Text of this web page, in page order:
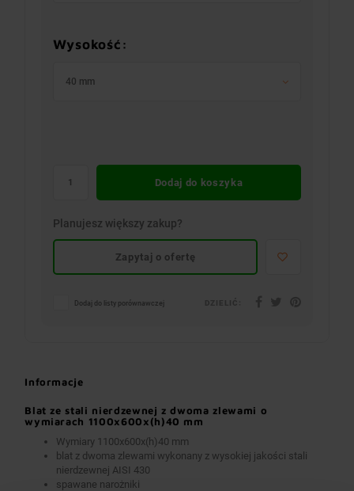
Wysokość:
40 mm
Dodaj do koszyka
Planujesz większy zakup?
Zapytaj o ofertę
Dodaj do listy porównawczej
Informacje
Blat ze stali nierdzewnej z dwoma zlewami o
wymiarach 1100x600x(h)40 mm
Wymiary 1100x600x(h)40 mm
blat z dwoma zlewami wykonany z wysokiej jakości stali
nierdzewnej AISI 430
spawane narożniki